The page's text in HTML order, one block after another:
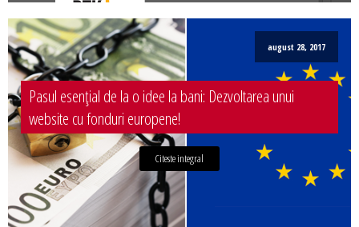
august 28, 2017
Pasul esențial de la o idee la bani: Dezvoltarea unui
website cu fonduri europene!
Citeste integral